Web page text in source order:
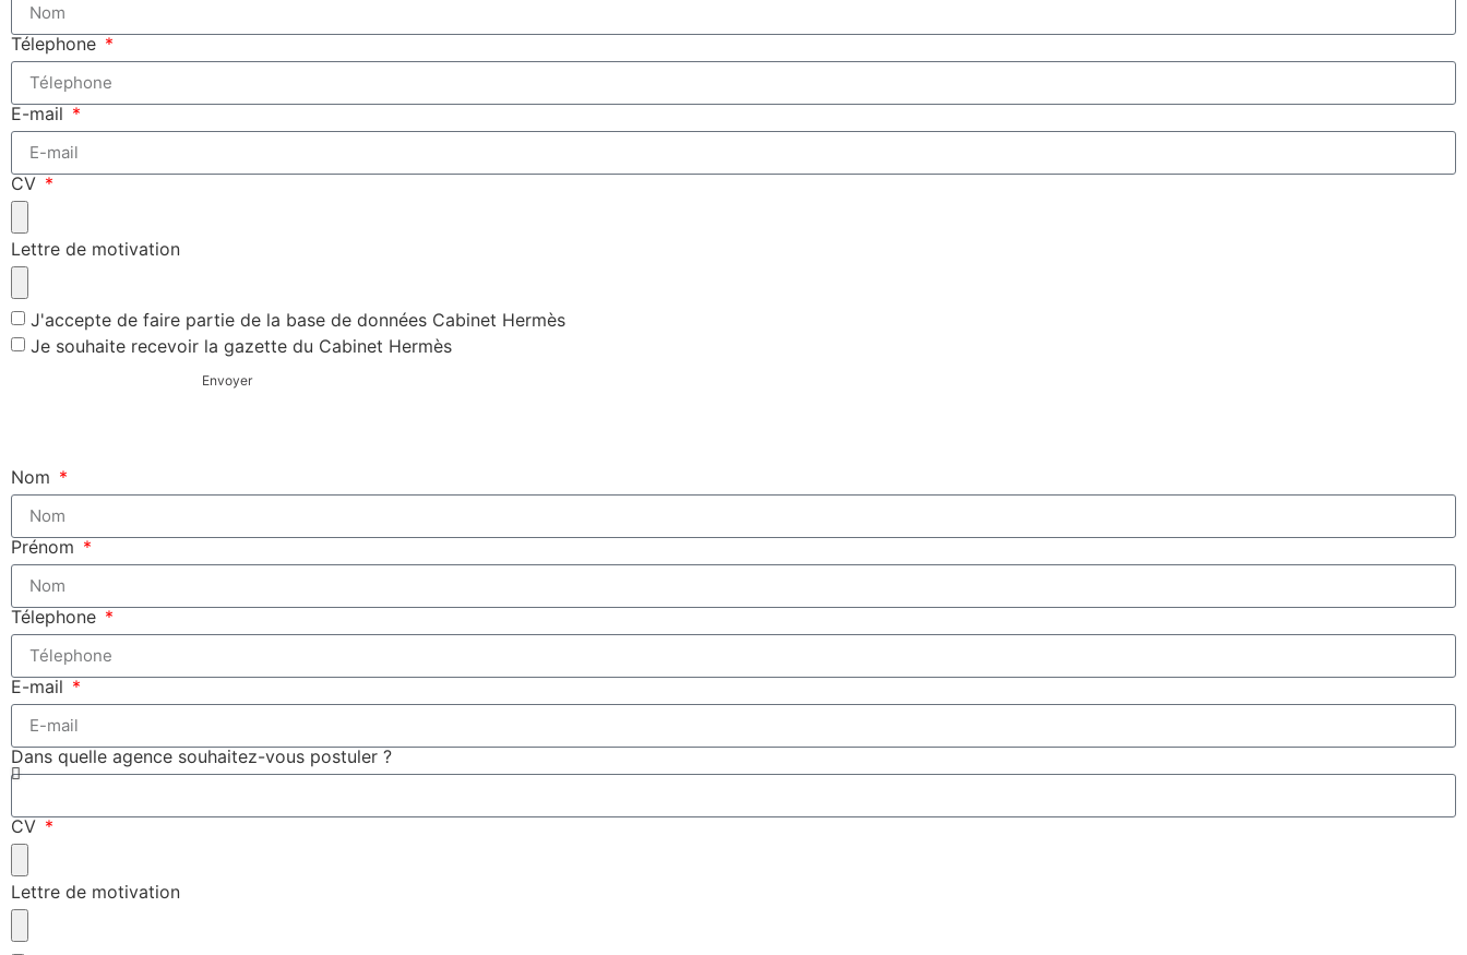
Télephone
E-mail
CV
Lettre de motivation
J'accepte de faire partie de la base de données Cabinet Hermès
Je souhaite recevoir la gazette du Cabinet Hermès
Envoyer
Nom
Prénom
Télephone
E-mail
Dans quelle agence souhaitez-vous postuler ?
CV
Lettre de motivation